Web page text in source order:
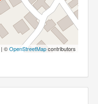
| ©OpenStreetMapcontributors